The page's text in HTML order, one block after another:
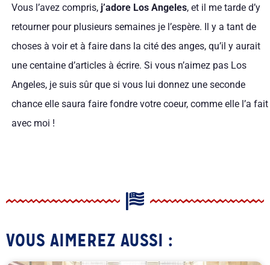
Vous l’avez compris, j’adore Los Angeles, et il me tarde d’y
retourner pour plusieurs semaines je l’espère. Il y a tant de
choses à voir et à faire dans la cité des anges, qu’il y aurait
une centaine d’articles à écrire. Si vous n’aimez pas Los
Angeles, je suis sûr que si vous lui donnez une seconde
chance elle saura faire fondre votre coeur, comme elle l’a fait
avec moi !
VOUS AIMEREZ AUSSI :